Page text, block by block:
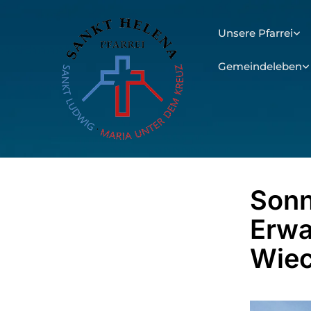
Unsere Pfarrei
Gemeindeleben